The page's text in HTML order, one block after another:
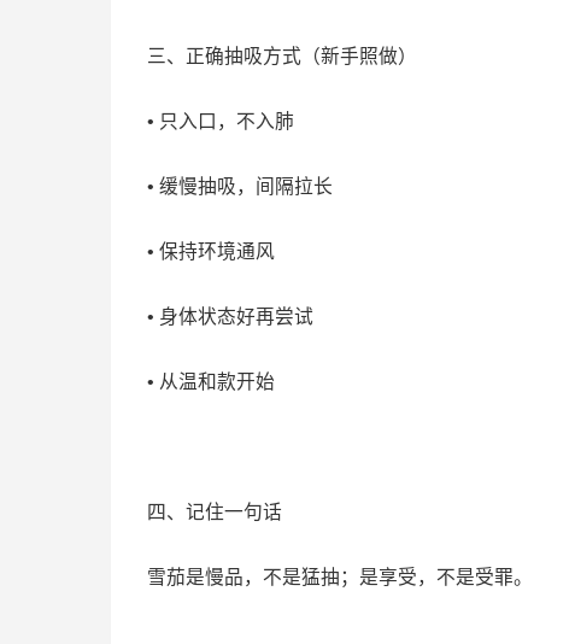
三、正确抽吸方式（新手照做）
• 只入口，不入肺
• 缓慢抽吸，间隔拉长
• 保持环境通风
• 身体状态好再尝试
• 从温和款开始
四、记住一句话
雪茄是慢品，不是猛抽；是享受，不是受罪。